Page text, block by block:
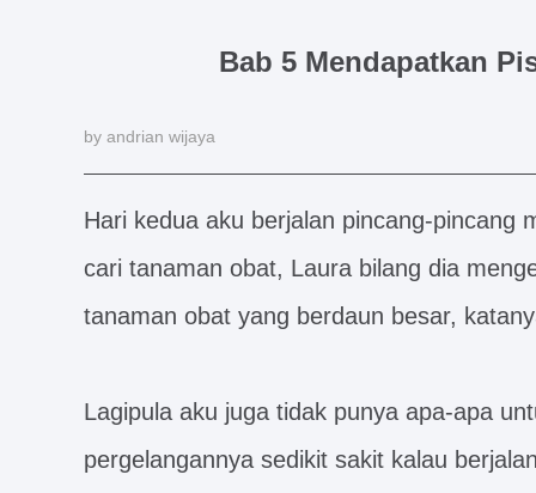
Bab 5 Mendapatkan
by andrian wijaya
Hari kedua aku berjalan pincang-pincang
cari tanaman obat, Laura bilang dia
tanaman obat yang berdaun besar,
Lagipula aku juga tidak punya apa-apa
pergelangannya sedikit sakit kalau